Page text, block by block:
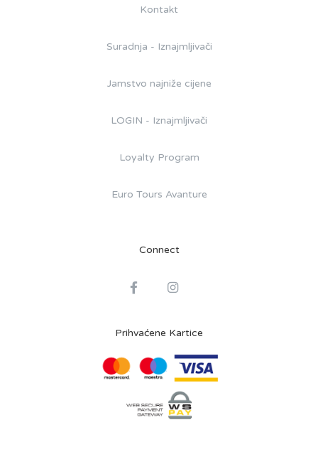
Kontakt
Suradnja - Iznajmljivači
Jamstvo najniže cijene
LOGIN - Iznajmljivači
Loyalty Program
Euro Tours Avanture
Connect
Prihvaćene Kartice